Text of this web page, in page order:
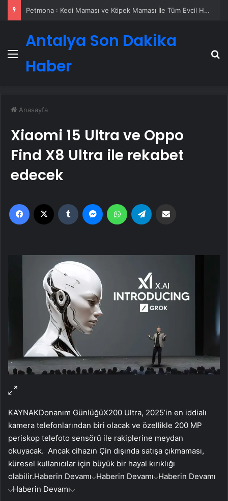
Petmona : Kedi Maması ve Köpek Maması İle Tüm Evcil Hayvan Ürünleri
Menü
Antalya Son Dakika
Haber
Anasayfa
Xiaomi 15 Ultra ve Oppo
Find X8 Ultra ile rekabet
edecek
Facebook Tumblr MessengerWhatsApp
KAYNAKDonanım GünlüğüX200 Ultra, 2025’in en iddialı
kamera telefonlarından biri olacak ve özellikle 200 MP
periskop telefoto sensörü ile rakiplerine meydan
okuyacak. Ancak cihazın Çin dışında satışa çıkmaması,
küresel kullanıcılar için büyük bir hayal kırıklığı
olabilir.Haberin Devamı Haberin Devamı Haberin Devamı
Haberin Devamı